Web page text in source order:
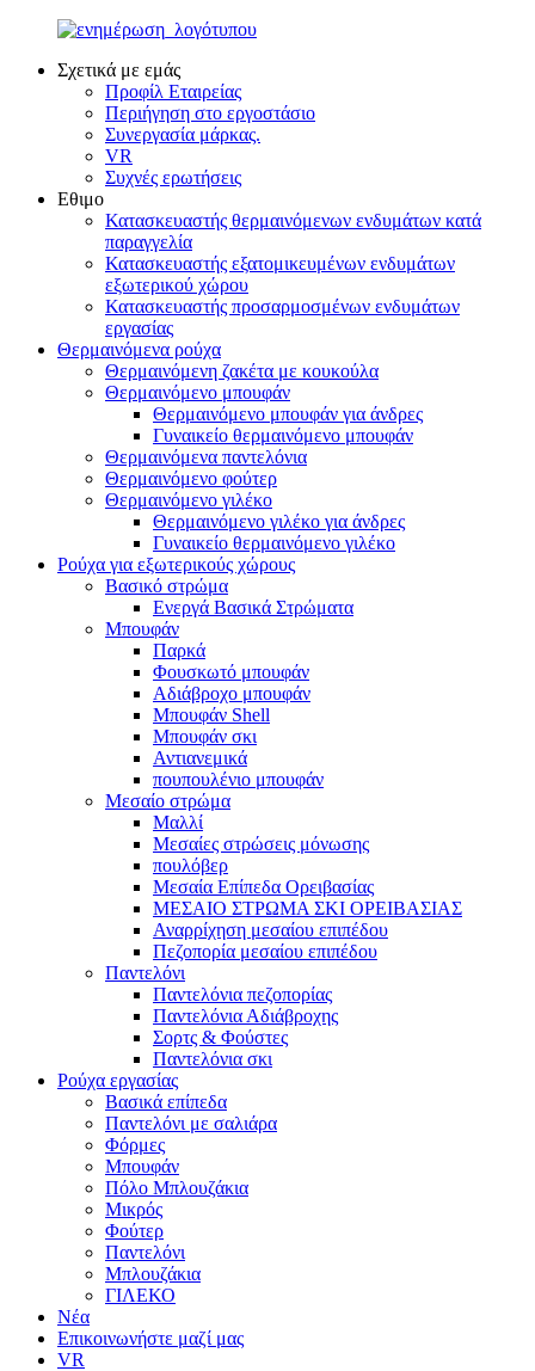
Σχετικά με εμάς
Προφίλ Εταιρείας
Περιήγηση στο εργοστάσιο
Συνεργασία μάρκας.
VR
Συχνές ερωτήσεις
Εθιμο
Κατασκευαστής θερμαινόμενων ενδυμάτων κατά
παραγγελία
Κατασκευαστής εξατομικευμένων ενδυμάτων
εξωτερικού χώρου
Κατασκευαστής προσαρμοσμένων ενδυμάτων
εργασίας
Θερμαινόμενα ρούχα
Θερμαινόμενη ζακέτα με κουκούλα
Θερμαινόμενο μπουφάν
Θερμαινόμενο μπουφάν για άνδρες
Γυναικείο θερμαινόμενο μπουφάν
Θερμαινόμενα παντελόνια
Θερμαινόμενο φούτερ
Θερμαινόμενο γιλέκο
Θερμαινόμενο γιλέκο για άνδρες
Γυναικείο θερμαινόμενο γιλέκο
Ρούχα για εξωτερικούς χώρους
Βασικό στρώμα
Ενεργά Βασικά Στρώματα
Μπουφάν
Παρκά
Φουσκωτό μπουφάν
Αδιάβροχο μπουφάν
Μπουφάν Shell
Μπουφάν σκι
Αντιανεμικά
πουπουλένιο μπουφάν
Μεσαίο στρώμα
Μαλλί
Μεσαίες στρώσεις μόνωσης
πουλόβερ
Μεσαία Επίπεδα Ορειβασίας
ΜΕΣΑΙΟ ΣΤΡΩΜΑ ΣΚΙ ΟΡΕΙΒΑΣΙΑΣ
Αναρρίχηση μεσαίου επιπέδου
Πεζοπορία μεσαίου επιπέδου
Παντελόνι
Παντελόνια πεζοπορίας
Παντελόνια Αδιάβροχης
Σορτς & Φούστες
Παντελόνια σκι
Ρούχα εργασίας
Βασικά επίπεδα
Παντελόνι με σαλιάρα
Φόρμες
Μπουφάν
Πόλο Μπλουζάκια
Μικρός
Φούτερ
Παντελόνι
Μπλουζάκια
ΓΙΛΕΚΟ
Νέα
Επικοινωνήστε μαζί μας
VR